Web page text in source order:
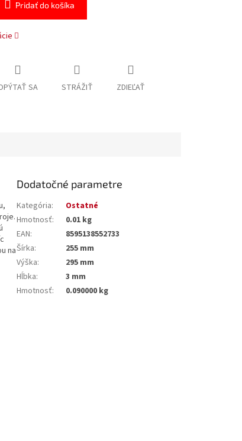
Pridať do košíka
SA STRÁŽIŤ ZDIEĽAŤ
na
Dodatočné parametre
Kategória:
Ostatné
Hmotnosť:
0.01 kg
EAN:
8595138552733
Šírka:
255 mm
Výška:
295 mm
Hĺbka:
3 mm
Hmotnosť: 0.090000 kg